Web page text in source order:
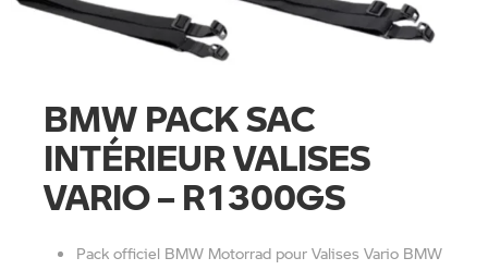
BMW PACK SAC
INTÉRIEUR VALISES
VARIO – R1300GS
Pack officiel BMW Motorrad pour Valises Vario BMW